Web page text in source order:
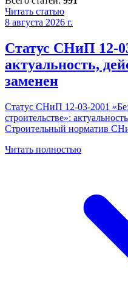
Читать статью
8 августа 2026 г.
Статус СНиП 12-
актуальность,
заменен
Статус СНиП 12-03-2001
строительстве»:
Строительный норматив
Читать полностью